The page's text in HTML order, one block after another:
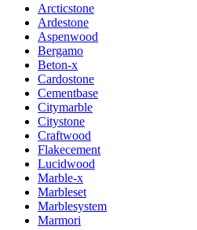
Arcticstone
Ardestone
Aspenwood
Bergamo
Beton-x
Cardostone
Cementbase
Citymarble
Citystone
Craftwood
Flakecement
Lucidwood
Marble-x
Marbleset
Marblesystem
Marmori